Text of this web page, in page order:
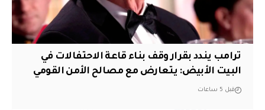
ترامب يندد بقرار وقف بناء قاعة الاحتفالات في
البيت الأبيض: يتعارض مع مصالح الأمن القومي
قبل 5 ساعات